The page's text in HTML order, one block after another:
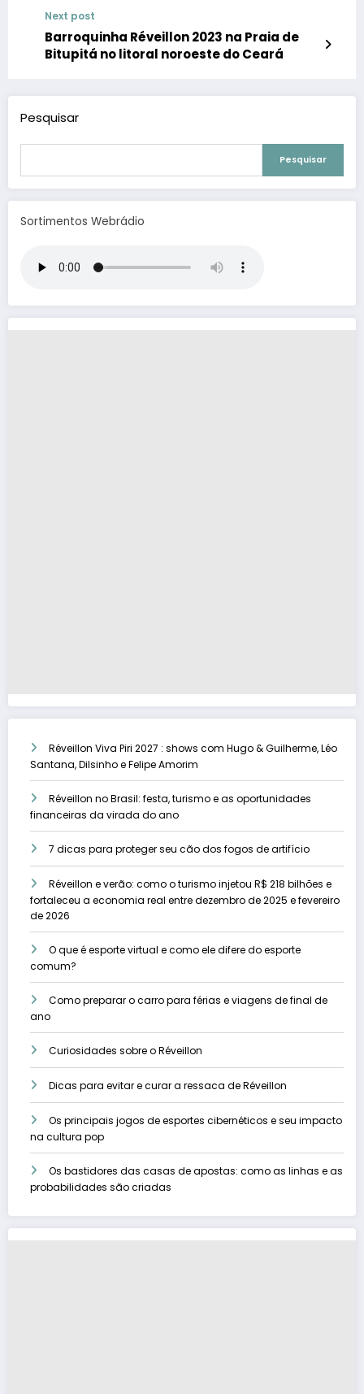
Next post
Barroquinha Réveillon 2023 na Praia de
Bitupitá no litoral noroeste do Ceará
Pesquisar
Pesquisar
Sortimentos Webrádio
Réveillon Viva Piri 2027 : shows com Hugo & Guilherme, Léo
Santana, Dilsinho e Felipe Amorim
Réveillon no Brasil: festa, turismo e as oportunidades
financeiras da virada do ano
7 dicas para proteger seu cão dos fogos de artifício
Réveillon e verão: como o turismo injetou R$ 218 bilhões e
fortaleceu a economia real entre dezembro de 2025 e fevereiro
de 2026
O que é esporte virtual e como ele difere do esporte
comum?
Como preparar o carro para férias e viagens de final de
ano
Curiosidades sobre o Réveillon
Dicas para evitar e curar a ressaca de Réveillon
Os principais jogos de esportes cibernéticos e seu impacto
na cultura pop
Os bastidores das casas de apostas: como as linhas e as
probabilidades são criadas